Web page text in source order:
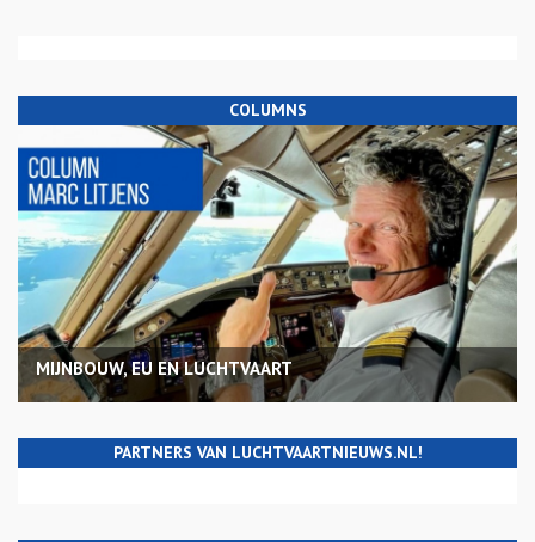
COLUMNS
MIJNBOUW, EU EN LUCHTVAART
PARTNERS VAN LUCHTVAARTNIEUWS.NL!